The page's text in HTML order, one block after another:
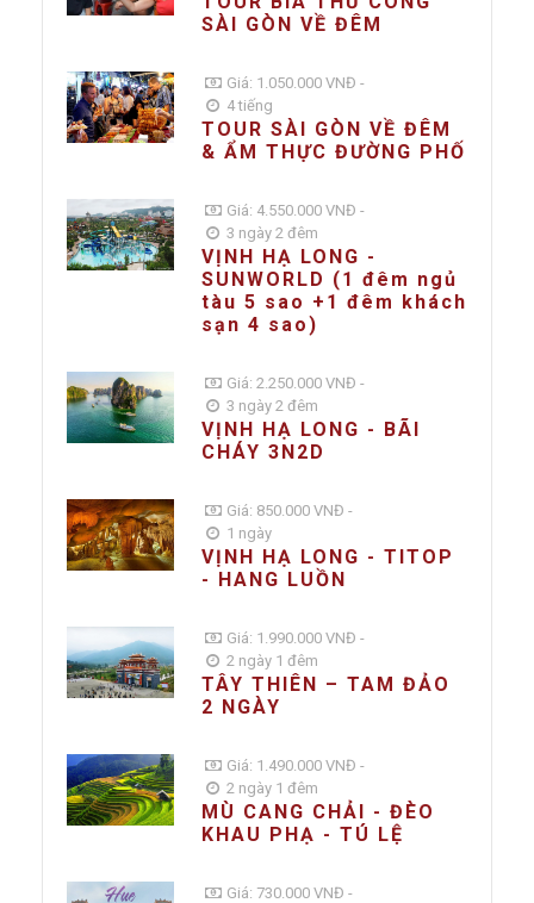
SÀI GÒN VỀ ĐÊM
Giá: 1.050.000 VNĐ -
4 tiếng
TOUR SÀI GÒN VỀ ĐÊM
& ẨM THỰC ĐƯỜNG PHỐ
Giá: 4.550.000 VNĐ -
3 ngày 2 đêm
VỊNH HẠ LONG -
SUNWORLD (1 đêm ngủ
tàu 5 sao +1 đêm khách
sạn 4 sao)
Giá: 2.250.000 VNĐ -
3 ngày 2 đêm
VỊNH HẠ LONG - BÃI
CHÁY 3N2D
Giá: 850.000 VNĐ -
1 ngày
VỊNH HẠ LONG - TITOP
- HANG LUỒN
Giá: 1.990.000 VNĐ -
2 ngày 1 đêm
TÂY THIÊN – TAM ĐẢO
2 NGÀY
Giá: 1.490.000 VNĐ -
2 ngày 1 đêm
MÙ CANG CHẢI - ĐÈO
KHAU PHẠ - TÚ LỆ
Giá: 730.000 VNĐ -